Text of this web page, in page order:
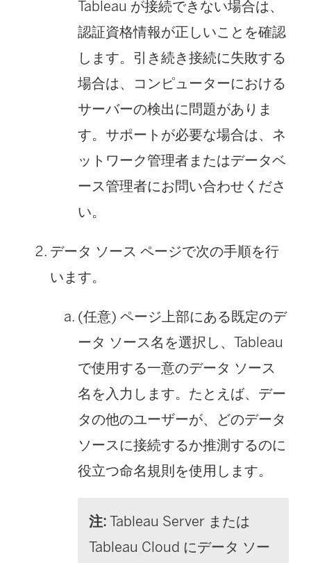
Tableau が接続できない場合は、
認証資格情報が正しいことを確認
します。引き続き接続に失敗する
場合は、コンピューターにおける
サーバーの検出に問題がありま
す。サポートが必要な場合は、ネ
ットワーク管理者またはデータベ
ース管理者にお問い合わせくださ
い。
データ ソース ページで次の手順を行
います。
(任意) ページ上部にある既定のデ
ータ ソース名を選択し、Tableau
で使用する一意のデータ ソース
名を入力します。たとえば、デー
タの他のユーザーが、どのデータ
ソースに接続するか推測するのに
役立つ命名規則を使用します。
注: Tableau Server または
Tableau Cloud にデータ ソー